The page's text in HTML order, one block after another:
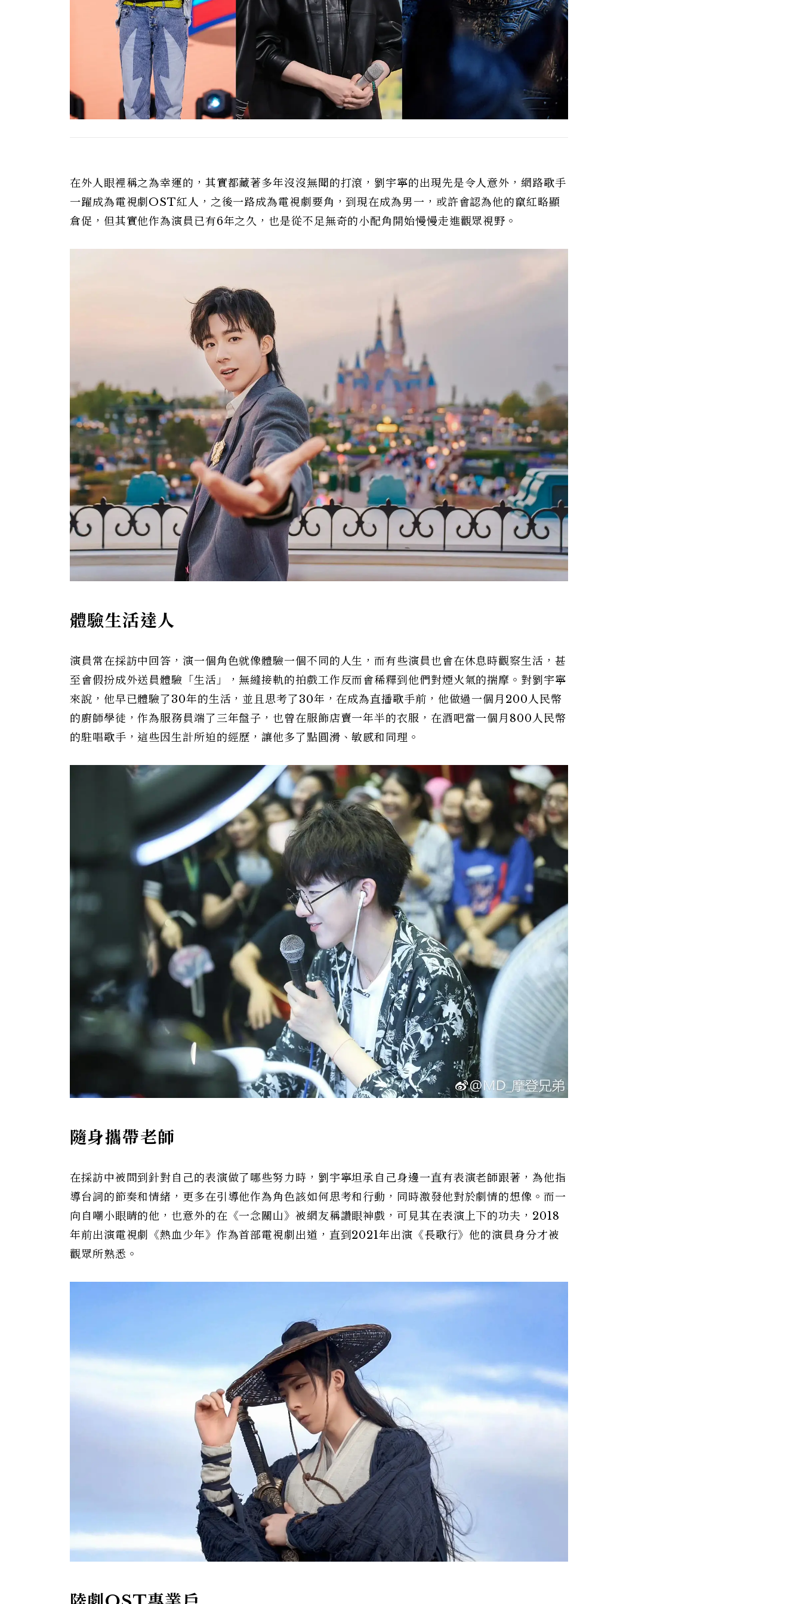
在外人眼裡稱之為幸運的，其實都藏著多年沒沒無聞的打滾，劉宇寧的出現先是令人意外，網路歌手
一躍成為電視劇OST紅人，之後一路成為電視劇要角，到現在成為男一，或許會認為他的竄紅略顯
倉促，但其實他作為演員已有6年之久，也是從不足無奇的小配角開始慢慢走進觀眾視野。
體驗生活達人
演員常在採訪中回答，演一個角色就像體驗一個不同的人生，而有些演員也會在休息時觀察生活，甚
至會假扮成外送員體驗「生活」，無縫接軌的拍戲工作反而會稀釋到他們對煙火氣的揣摩。對劉宇寧
來說，他早已體驗了30年的生活，並且思考了30年，在成為直播歌手前，他做過一個月200人民幣
的廚師學徒，作為服務員端了三年盤子，也曾在服飾店賣一年半的衣服，在酒吧當一個月800人民幣
的駐唱歌手，這些因生計所迫的經歷，讓他多了點圓滑、敏感和同理。
隨身攜帶老師
在採訪中被問到針對自己的表演做了哪些努力時，劉宇寧坦承自己身邊一直有表演老師跟著，為他指
導台詞的節奏和情緒，更多在引導他作為角色該如何思考和行動，同時激發他對於劇情的想像。而一
向自嘲小眼睛的他，也意外的在《一念關山》被網友稱讚眼神戲，可見其在表演上下的功夫，2018
年前出演電視劇《熱血少年》作為首部電視劇出道，直到2021年出演《長歌行》他的演員身分才被
觀眾所熟悉。